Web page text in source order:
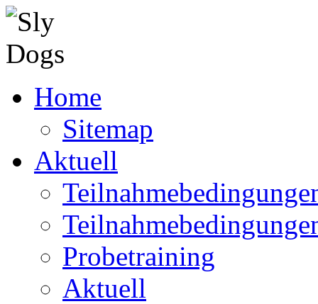
Home
Sitemap
Aktuell
Probetraining
Aktuell